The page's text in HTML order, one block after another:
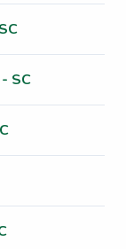
SC